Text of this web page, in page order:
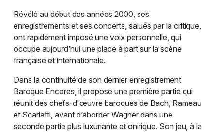
Expos
Sorties & loisirs
Festival dans les Pyrénées-Atlantiques
Festival en Aquitaine
Festival en Nouvelle-Aquitaine
Révélé au début des années 2000, ses
enregistrements et ses concerts, salués par la critique,
ont rapidement imposé une voix personnelle, qui
occupe aujourd’hui une place à part sur la scène
française et internationale.
Dans la continuité de son dernier enregistrement
Baroque Encores, il propose une première partie qui
réunit des chefs-d'œuvre baroques de Bach, Rameau
et Scarlatti, avant d’aborder Wagner dans une
seconde partie plus luxuriante et onirique. Son jeu, à la